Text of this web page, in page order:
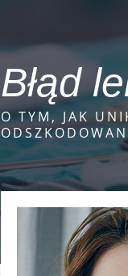
Błąd
O TYM, JAK